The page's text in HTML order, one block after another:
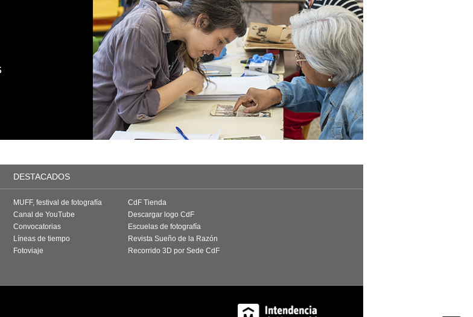
DESTACADOS
MUFF, festival de fotografía
Canal de YouTube
Convocatorias
Líneas de tiempo
Fotoviaje
CdF Tienda
Descargar logo CdF
Escuelas de fotografía
Revista Sueño de la Razón
Recorrido 3D por Sede CdF